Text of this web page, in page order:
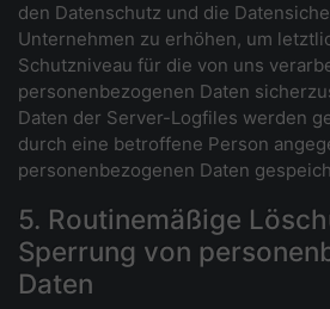
den Datenschutz und die
Unternehmen zu erhöhen, um
Schutzniveau für die von uns
personenbezogenen Daten
Daten der Server-Logfiles werden
durch eine betroffene Person
personenbezogenen Daten
5. Routinemäßige
Sperrung von
Daten